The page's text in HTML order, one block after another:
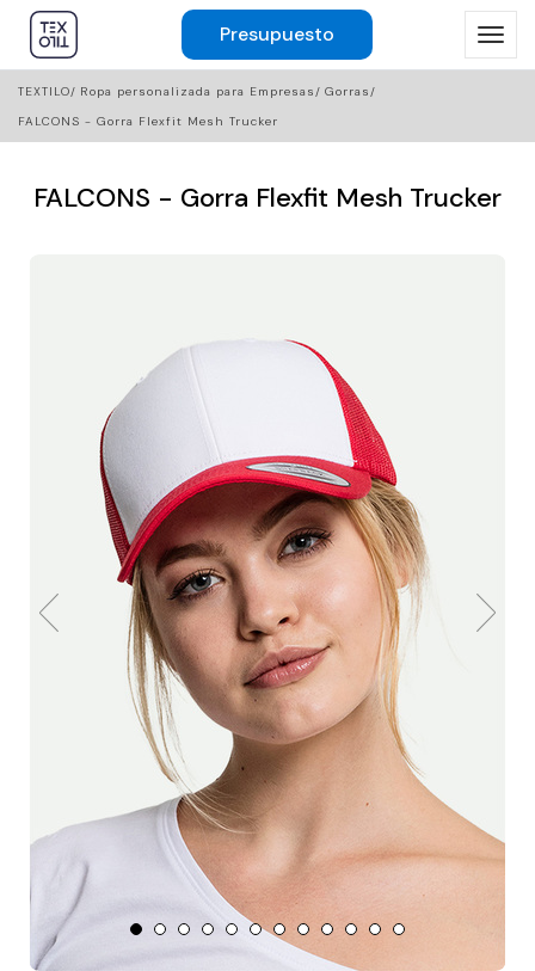
Presupuesto
TEXTILO Ropa personalizada para Empresas
Gorras
FALCONS - Gorra Flexfit Mesh Trucker
FALCONS - Gorra Flexfit Mesh Trucker